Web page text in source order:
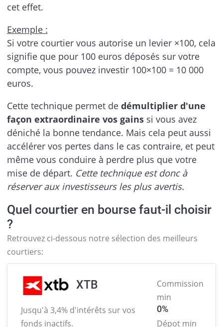
cet effet.
Exemple :
Si votre courtier vous autorise un levier ×100, cela
signifie que pour 100 euros déposés sur votre
compte, vous pouvez investir 100×100 = 10 000
euros.
Cette technique permet de démultiplier d'une
façon extraordinaire vos gainssi vous avez
déniché la bonne tendance. Mais cela peut aussi
accélérer vos pertes dans le cas contraire, et peut
même vous conduire à perdre plus que votre
mise de départ. Cette technique est donc à
réserver aux investisseurs les plus avertis.
Quel courtier en bourse faut-il choisir
?
Retrouvez ci-dessous notre sélection des meilleurs
courtiers:
XTB
Jusqu'à 3,4% d'intérêts survos
fonds inactifs.
Commission
min
0%
Dépot min